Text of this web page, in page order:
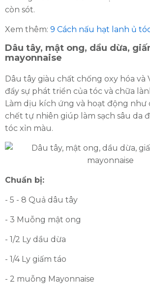
còn sót.
Xem thêm: 9 Cách nấu hạt lanh ủ
Dâu tây, mật ong, dầu dừa,
mayonnaise
Dâu tây giàu chất chống oxy hóa và
đẩy sự phát triển của tóc và chữa
Làm dịu kích ứng và hoạt động như
chết tự nhiên giúp làm sạch sâu da
tóc xỉn màu.
Chuẩn bị:
- 5 - 8 Quả dâu tây
- 3 Muỗng mật ong
- 1/2 Ly dầu dừa
- 1/4 Ly giấm táo
- 2 muỗng Mayonnaise